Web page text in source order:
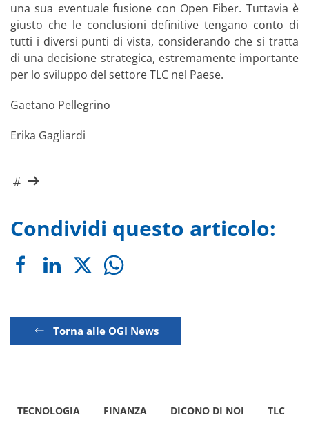
una sua eventuale fusione con Open Fiber. Tuttavia è
giusto che le conclusioni definitive tengano conto di
tutti i diversi punti di vista, considerando che si tratta
di una decisione strategica, estremamente importante
per lo sviluppo del settore TLC nel Paese.
Gaetano Pellegrino
Erika Gagliardi
Condividi questo articolo:
Torna alle OGI News
TECNOLOGIA FINANZA DICONO DI NOI TLC